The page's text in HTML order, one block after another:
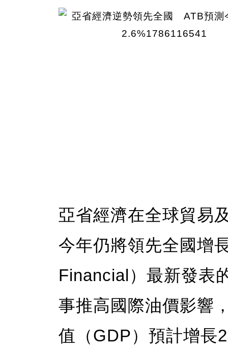
亞省經濟在全球貿易
今年仍將領先全國增
Financial）最新發表
事推高國際油價影響
值（GDP）預計增長